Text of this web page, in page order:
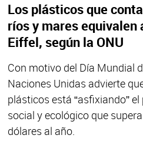
Los plásticos que
ríos y mares equivalen
Eiffel, según la ONU
Con motivo del Día Mundial
Naciones Unidas advierte
plásticos está “asfixiando”
social y ecológico que
dólares al año.